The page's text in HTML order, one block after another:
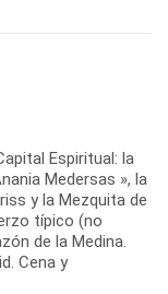
Espiritual: la
Medersas », la
y la Mezquita de
típico (no
de la Medina.
Cena y